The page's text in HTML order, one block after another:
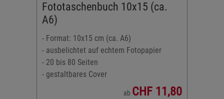
Fototaschenbuch 10x15 (ca.
A6)
- Format: 10x15 cm (ca. A6)
- ausbelichtet auf echtem Fotopapier
- 20 bis 80 Seiten
- gestaltbares Cover
ab CHF 11,80